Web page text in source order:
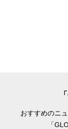
おすすめのニ
「